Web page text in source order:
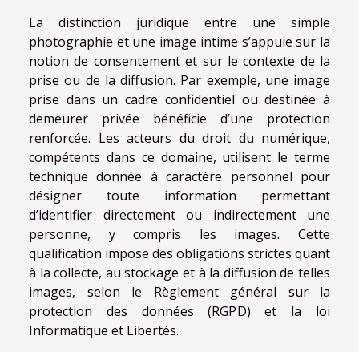
La distinction juridique entre une simple
photographie et une image intime s’appuie sur la
notion de consentement et sur le contexte de la
prise ou de la diffusion. Par exemple, une image
prise dans un cadre confidentiel ou destinée à
demeurer privée bénéficie d’une protection
renforcée. Les acteurs du droit du numérique,
compétents dans ce domaine, utilisent le terme
technique donnée à caractère personnel pour
désigner toute information permettant
d’identifier directement ou indirectement une
personne, y compris les images. Cette
qualification impose des obligations strictes quant
à la collecte, au stockage et à la diffusion de telles
images, selon le Règlement général sur la
protection des données (RGPD) et la loi
Informatique et Libertés.